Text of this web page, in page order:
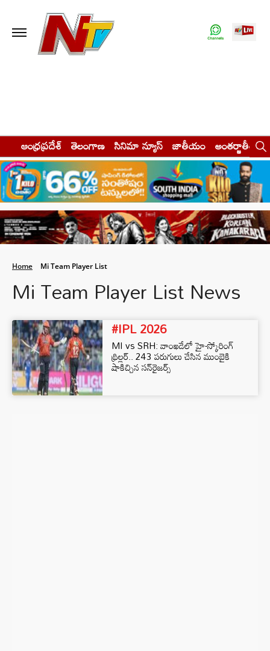
ఆంధ్రప్రదేశ్ తెలంగాణ సినిమా న్యూస్ జాతీయం అంతర్జాతీయం
Home Mi Team Player List
Mi Team Player List News
#IPL 2026
MI vs SRH: వాంఖడేలో హై-స్కోరింగ్
థ్రిల్లర్.. 243 పరుగులు చేసిన ముంబైకి
షాకిచ్చిన సన్‌రైజర్స్